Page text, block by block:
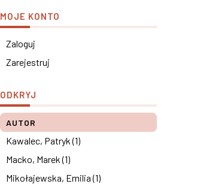
MOJE KONTO
Zaloguj
Zarejestruj
ODKRYJ
AUTOR
Kawalec, Patryk (1)
Macko, Marek (1)
Mikołajewska, Emilia (1)